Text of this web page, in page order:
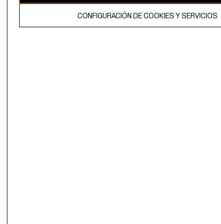
El contenido de esta página web está protegido por copyright y es
propiedad de H&M Hennes & Mauritz AB.CONFIGURACIÓN DE COOKIES Y SERVICIOS